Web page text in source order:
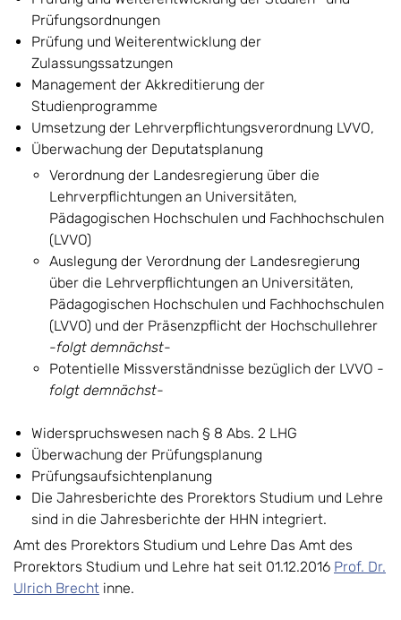
Prüfungsordnungen
Prüfung und Weiterentwicklung der
Zulassungssatzungen
Management der Akkreditierung der
Studienprogramme
Umsetzung der Lehrverpflichtungsverordnung LVVO,
Überwachung der Deputatsplanung
Verordnung der Landesregierung über die
Lehrverpflichtungen an Universitäten,
Pädagogischen Hochschulen und Fachhochschulen
(LVVO)
Auslegung der Verordnung der Landesregierung
über die Lehrverpflichtungen an Universitäten,
Pädagogischen Hochschulen und Fachhochschulen
(LVVO) und der Präsenzpflicht der Hochschullehrer
-folgt demnächst-
Potentielle Missverständnisse bezüglich der LVVO -
folgt demnächst-
Widerspruchswesen nach § 8 Abs. 2 LHG
Überwachung der Prüfungsplanung
Prüfungsaufsichtenplanung
Die Jahresberichte des Prorektors Studium und Lehre
sind in die Jahresberichte der HHN integriert.
Amt des Prorektors Studium und Lehre Das Amt des
Prorektors Studium und Lehre hat seit 01.12.2016 Prof. Dr.
Ulrich Brecht inne.